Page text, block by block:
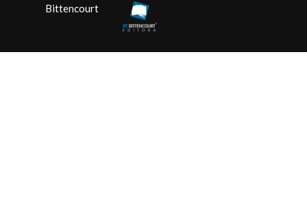
Bittencourt